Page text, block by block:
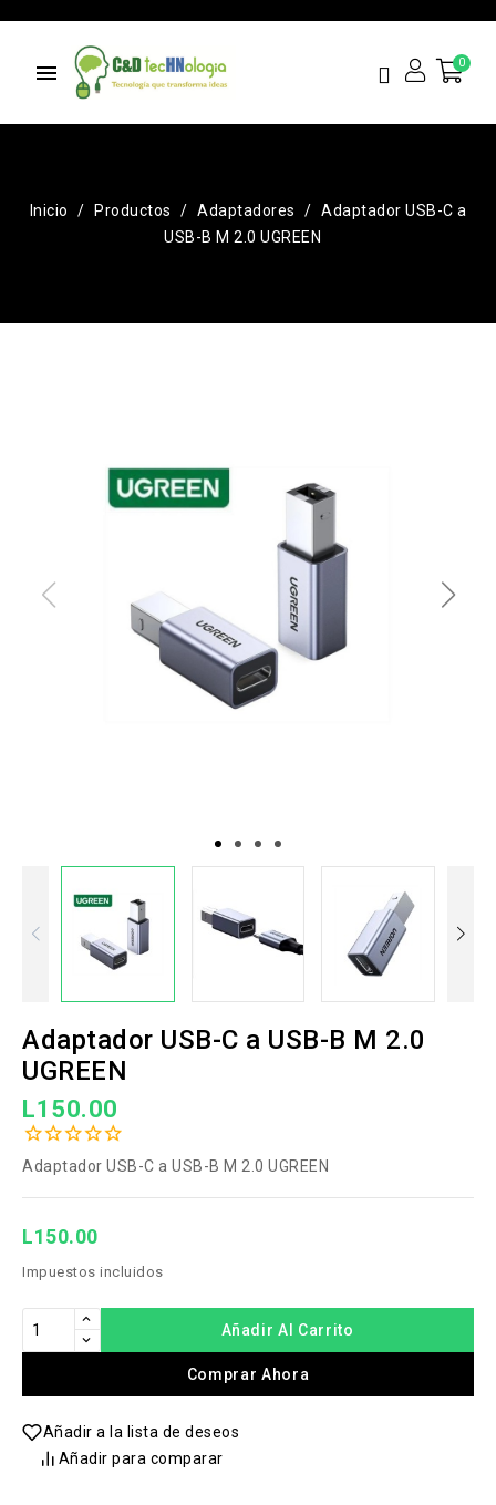
menu
Inicio Productos Adaptadores
Adaptador USB-C a
USB-B M 2.0 UGREEN
Adaptador USB-C a USB-B M 2.0
UGREEN
L150.00
Adaptador USB-C a USB-B M 2.0 UGREEN
L150.00
Impuestos incluidos
Añadir Al Carrito
Comprar Ahora
Añadir a la lista de deseos
Añadir para comparar